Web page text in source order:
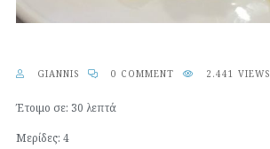
GIANNIS 0 COMMENT 2.441 VIEWS
Έτοιμο σε: 30 λεπτά
Μερίδες: 4